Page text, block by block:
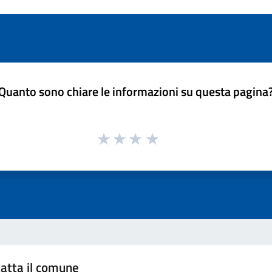
sono chiare le informazioni su questa
il comune